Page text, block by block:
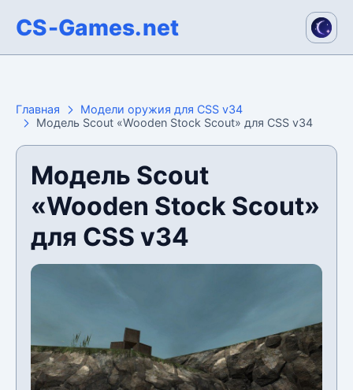
CS-Games.net
Главная
Модели оружия для CSS v34
Модель Scout «Wooden Stock Scout» для CSS v34
Модель Scout
«Wooden Stock Scout»
для CSS v34